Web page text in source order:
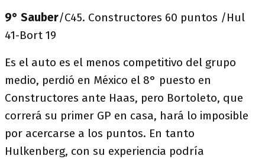
9° Sauber/C45. Constructores 60 puntos /Hul
41-Bort 19
Es el auto es el menos competitivo del grupo
medio, perdió en México el 8° puesto en
Constructores ante Haas, pero Bortoleto, que
correrá su primer GP en casa, hará lo imposible
por acercarse a los puntos. En tanto
Hulkenberg, con su experiencia podría